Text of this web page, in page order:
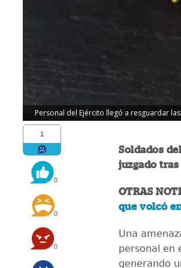
Personal del Ejército llegó a resguardar
1
0
0
0
Soldados
juzgado tras
OTRAS
que volcó
Una
personal en
generando